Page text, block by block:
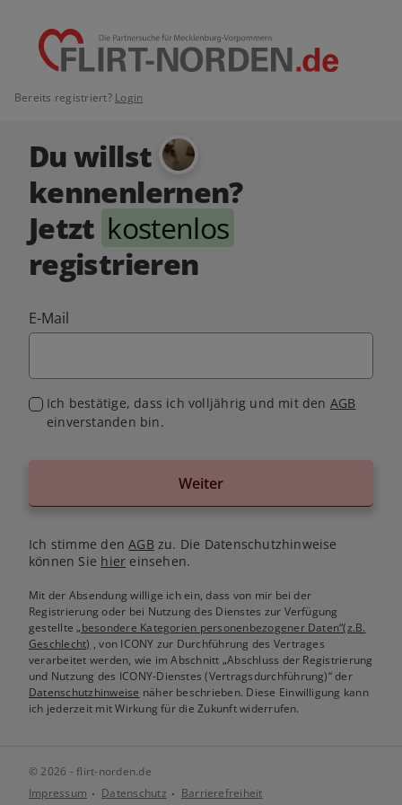
Bereits registriert? Login
Du willst
kennenlernen?
Jetzt kostenlos
registrieren
E-Mail
Ich bestätige, dass ich volljährig und mit den AGB
einverstanden bin.
Weiter
Ich stimme denAGB zu. Die Datenschutzhinweise
können Sie hier einsehen.
Mit der Absendung willige ich ein, dass von mir bei der
Registrierung oder bei Nutzung des Dienstes zur Verfügung
gestellte„besondere Kategorien personenbezogener Daten“(z.B.
Geschlecht) , von ICONY zur Durchführung des Vertrages
verarbeitet werden, wie im Abschnitt „Abschluss der Registrierung
und Nutzung des ICONY-Dienstes (Vertragsdurchführung)“ der
Datenschutzhinweise näher beschrieben. Diese Einwilligung kann
ich jederzeit mit Wirkung für die Zukunft widerrufen.
© 2026 - flirt-norden.de
Impressum
Datenschutz Barrierefreiheit